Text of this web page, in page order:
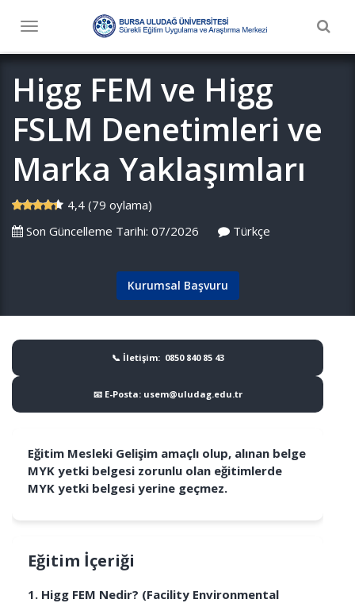
Toggle
Higg FEM ve Higg
FSLM Denetimleri ve
Marka Yaklaşımları
4,4 (79 oylama)
Son Güncelleme Tarihi: 07/2026
Türkçe
Kurumsal Başvuru
📞 İletişim: 0850 840 85 43
📧 E-Posta: usem@uludag.edu.tr
Eğitim Mesleki Gelişim amaçlı olup, alınan belge
MYK yetki belgesi zorunlu olan eğitimlerde
MYK yetki belgesi yerine geçmez.
Eğitim İçeriği
1. Higg FEM Nedir? (Facility Environmental